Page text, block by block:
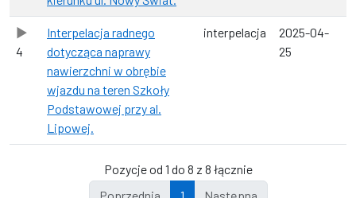
4
Interpelacja radnego
dotycząca naprawy
nawierzchni w obrębie
wjazdu na teren Szkoły
Podstawowej przy al.
Lipowej.
interpelacja
2025-04-
25
Pozycje od 1 do 8 z 8 łącznie